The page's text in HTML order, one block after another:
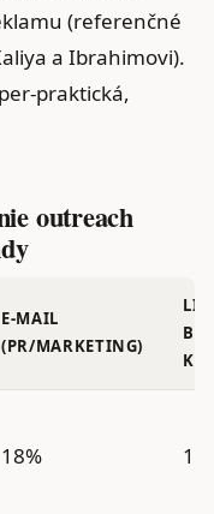
(referenčné
a Ibrahimovi).
praktická,
outreach
E‑MAIL
(PR/MARKETING)
B2B
18%